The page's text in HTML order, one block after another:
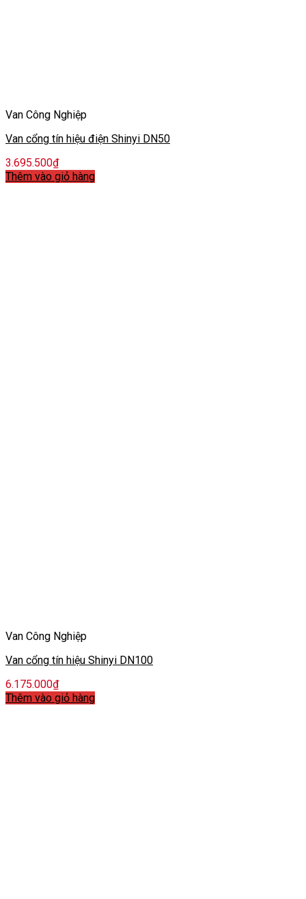
Van Công Nghiệp
Van cổng tín hiệu điện Shinyi DN50
3.695.500₫
Thêm vào giỏ hàng
Van Công Nghiệp
Van cổng tín hiệu Shinyi DN100
6.175.000₫
Thêm vào giỏ hàng